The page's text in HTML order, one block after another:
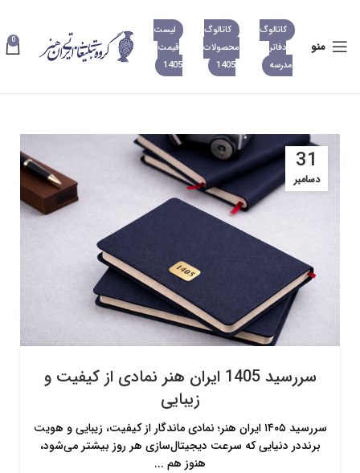
منو
کاتالوگ
دفاتر
مدرسه
کاتالوگ
محصولات
1405
لیست
قیمت
1405
0
31
دسامبر
سررسید 1405 ایران هنر نمادی از کیفیت و
زیبایی
سررسید ۱۴۰۵ ایران هنر؛ نمادی ماندگار از کیفیت، زیبایی و هویت
برنددر دنیایی که سرعت دیجیتال‌سازی هر روز بیشتر می‌شود،
هنوز هم ...